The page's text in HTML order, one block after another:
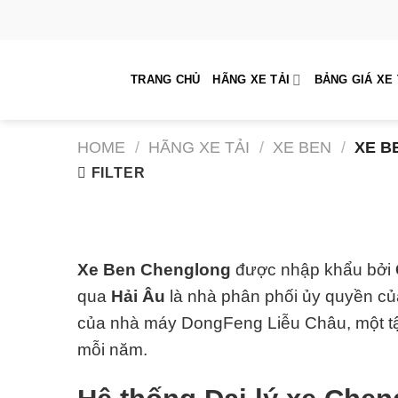
TRANG CHỦ HÃNG XE TẢI BẢNG GIÁ XE
HOME / HÃNG XE TẢI / XE BEN / XE
FILTER
Xe Ben Chenglong được nhập khẩu bởi
qua Hải Âu là nhà phân phối ủy quyền
của nhà máy DongFeng Liễu Châu, một
mỗi năm.